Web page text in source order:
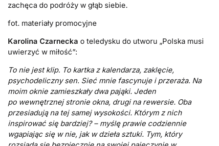
zachęca do podróży w głąb siebie.
fot. materiały promocyjne
Karolina Czarneckao teledysku do utworu „Polska musi
uwierzyć w miłość”:
To nie jest klip. To kartka z kalendarza, zaklęcie,
psychodeliczny sen. Sieć mnie fascynuje i przeraża. Na
moim oknie zamieszkały dwa pająki. Jeden
po wewnętrznej stronie okna, drugi na rewersie. Oba
przesiadują na tej samej wysokości. Którym z nich
inspirować się bardziej? – myślę prawie codziennie
wgapiając się w nie, jak w dzieła sztuki. Tym, który